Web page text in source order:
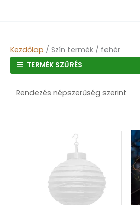
Kezdőlap / Szín termék / fehér
TERMÉK SZŰRÉS